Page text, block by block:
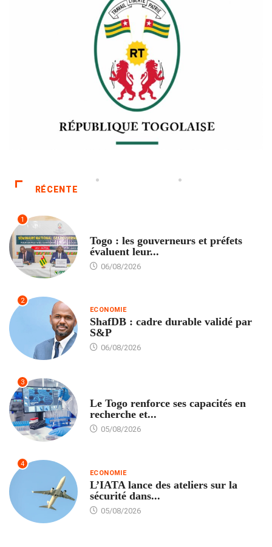
RÉCENTE
1
Togo : les gouverneurs et préfets
évaluent leur...
06/08/2026
2
ECONOMIE
ShafDB : cadre durable validé par
S&P
06/08/2026
3
Le Togo renforce ses capacités en
recherche et...
05/08/2026
4
ECONOMIE
L’IATA lance des ateliers sur la
sécurité dans...
05/08/2026